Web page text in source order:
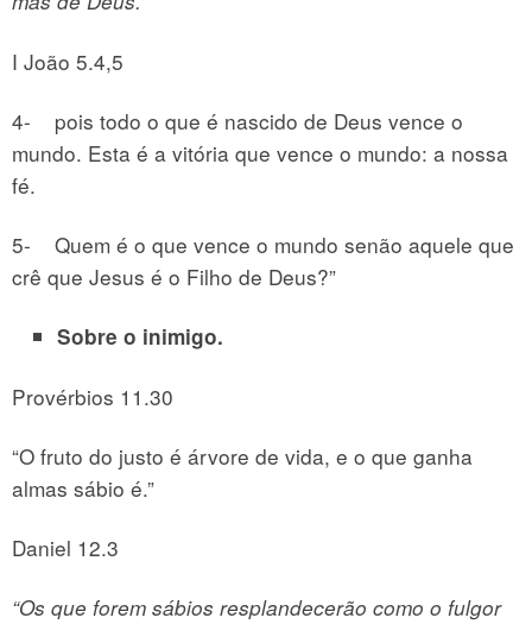
I João 5.4,5
4- pois todo o que é nascido de Deus vence o
mundo. Esta é a vitória que vence o mundo: a nossa
fé.
5- Quem é o que vence o mundo senão aquele que
crê que Jesus é o Filho de Deus?”
Sobre o inimigo.
Provérbios 11.30
“O fruto do justo é árvore de vida, e o que ganha
almas sábio é.”
Daniel 12.3
“Os que forem sábios resplandecerão como o fulgor